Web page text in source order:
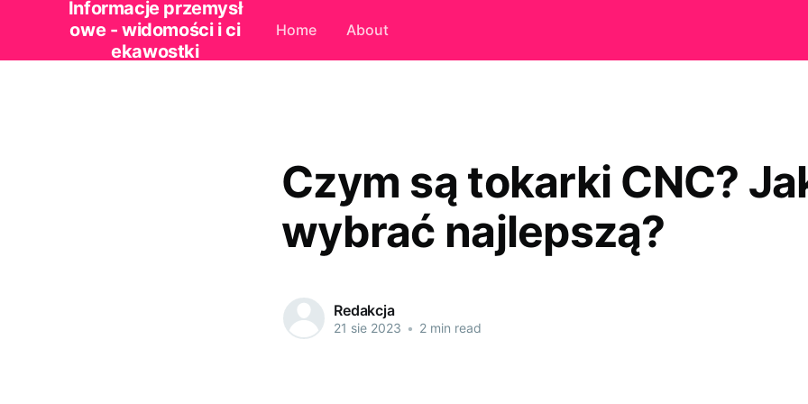
Informacje przemysł
owe - widomości i ci
ekawostki
Home About
Czym są tokarki CNC?
wybrać najlepszą?
Redakcja
21 sie 2023 • 2 min read